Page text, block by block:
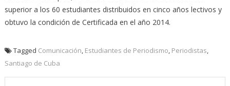
superior a los 60 estudiantes distribuidos en cinco años lectivos y
obtuvo la condición de Certificada en el año 2014.
Tagged Comunicación, Estudiantes de Periodismo, Periodistas,
Santiago de Cuba